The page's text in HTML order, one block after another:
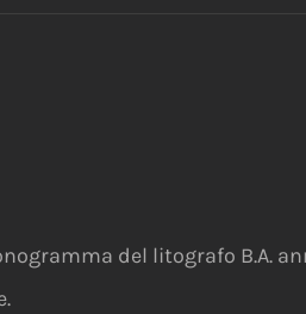
del litografo B.A.